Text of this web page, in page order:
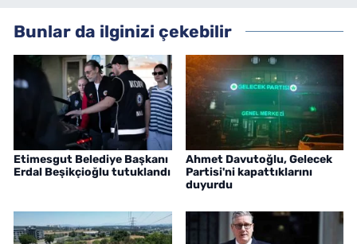
Bunlar da ilginizi çekebilir
Etimesgut Belediye Başkanı
Erdal Beşikçioğlu tutuklandı
Ahmet Davutoğlu, Gelecek
Partisi'ni kapattıklarını
duyurdu